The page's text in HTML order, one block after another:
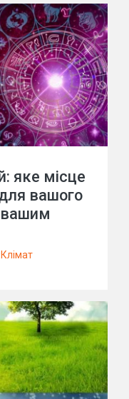
яке місце
вашого
вашим
Клімат